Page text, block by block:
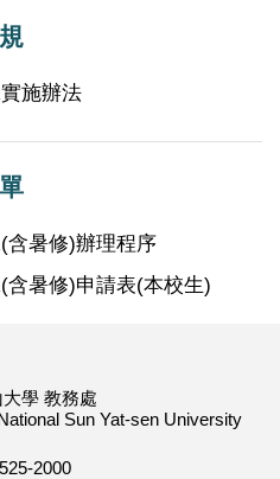
施辦法
含暑修)辦理程序
含暑修)申請表(本校生)
學 教務處
Sun Yat-sen University
2000